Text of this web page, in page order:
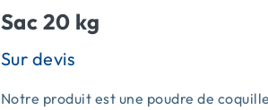
Sac 20 kg
Notre produit est une poudre de